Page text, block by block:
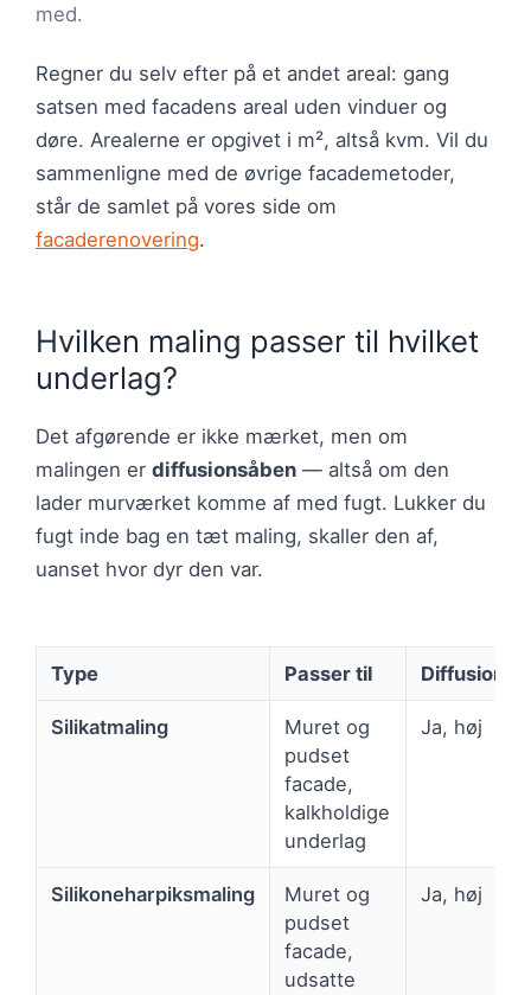
med.
Regner du selv efter på et andet areal: gang
satsen med facadens areal uden vinduer og
døre. Arealerne er opgivet i m², altså kvm. Vil du
sammenligne med de øvrige facademetoder,
står de samlet på vores side om
facaderenovering.
Hvilken maling passer til hvilket
underlag?
Det afgørende er ikke mærket, men om
malingen er diffusionsåben — altså om den
lader murværket komme af med fugt. Lukker du
fugt inde bag en tæt maling, skaller den af,
uanset hvor dyr den var.
Type Passer til
Silikatmaling
Muret og
pudset
facade,
kalkholdige
underlag
Ja, høj
Silikoneharpiksmaling
Muret og
pudset
facade,
udsatte
Ja, høj